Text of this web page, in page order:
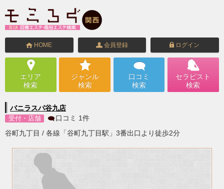
HOME 会員登録 ログイン
エリア
検索
ジャンル
検索
口コミ
検索
セラピスト
検索
バニラスパ谷九店
受付・店舗 口コミ 1件
谷町九丁目 / 各線「谷町九丁目駅」3番出口より徒歩2分